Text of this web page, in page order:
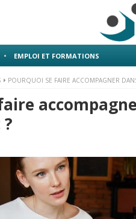
EMPLOI ET FORMATIONS
POURQUOI SE FAIRE ACCOMPAGNER